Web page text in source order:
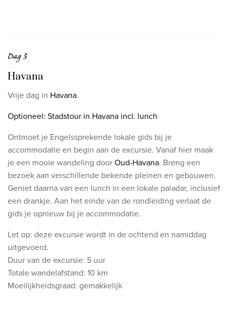
Dag 3
Havana
Vrije dag in Havana.
Optioneel: Stadstour in Havana incl. lunch
Ontmoet je Engelssprekende lokale gids bij je
accommodatie en begin aan de excursie. Vanaf hier maak
je een mooie wandeling doorOud-Havana. Breng een
bezoek aan verschillende bekende pleinen en gebouwen.
Geniet daarna van een lunch in een lokale paladar, inclusief
een drankje. Aan het einde van de rondleiding verlaat de
gids je opnieuw bij je accommodatie.
Let op: deze excursie wordt in de ochtend en namiddag
uitgevoerd.
Duur van de excursie: 5 uur
Totale wandelafstand: 10 km
Moeilijkheidsgraad: gemakkelijk